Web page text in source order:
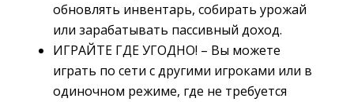
обновлять инвентарь, собирать урожай
или зарабатывать пассивный доход.
ИГРАЙТЕ ГДЕ УГОДНО! – Вы можете
играть по сети с другими игроками или в
одиночном режиме, где не требуется